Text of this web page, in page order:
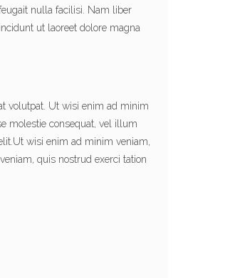
nulla facilisi. Nam liber
ut laoreet dolore magna
volutpat. Ut wisi enim ad minim
molestie consequat, vel illum
wisi enim ad minim veniam,
quis nostrud exerci tation